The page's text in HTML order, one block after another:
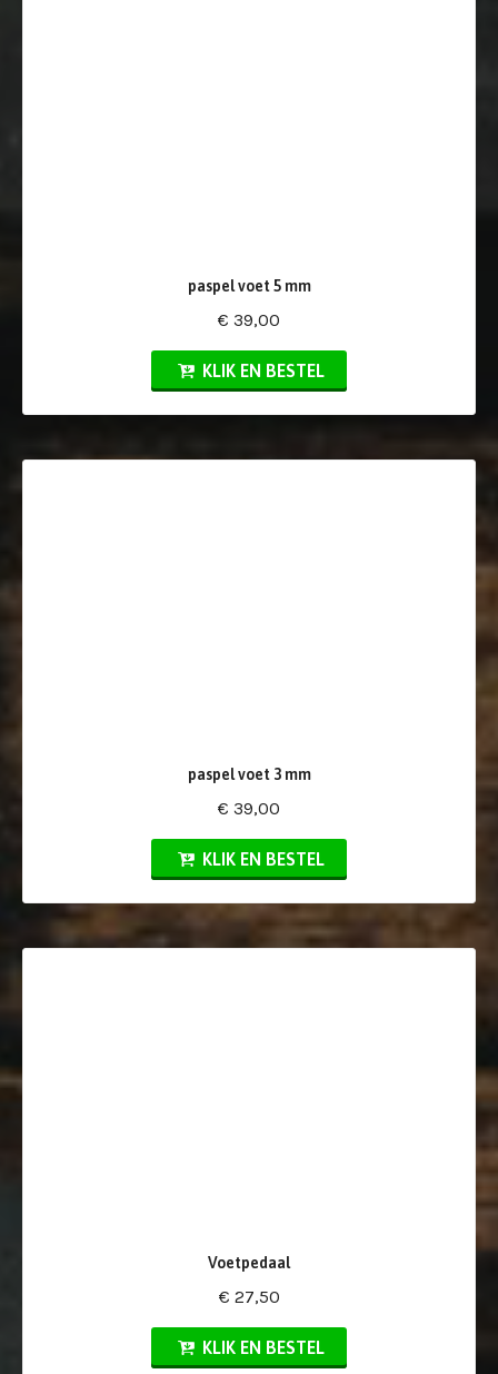
paspel voet 5 mm
€ 39,00
KLIK EN BESTEL
paspel voet 3 mm
€ 39,00
KLIK EN BESTEL
Voetpedaal
€ 27,50
KLIK EN BESTEL